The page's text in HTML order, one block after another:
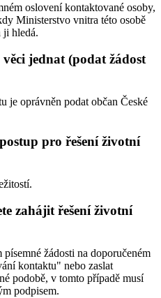
oslovení kontaktované osoby,
Ministerstvo vnitra této osobě
ji hledá.
jednat (podat žádost
je oprávněn podat občan České
pro řešení životní
zahájit řešení životní
žádosti na doporučeném
kontaktu" nebo zaslat
podobě, v tomto případě musí
podpisem.